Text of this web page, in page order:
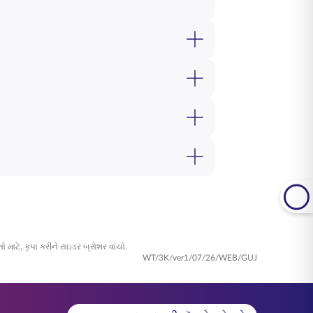
તમારી પાત્રતા અહીં તપાસો:
જતી જરૂરિયાતોને અનુરૂપ લેવલ કવર
સ્થિતિમાં સુરક્ષાનો વધારાનો સ્તર પૂરો
કૃપા કરીને રાઇડર બ્રોશર વાંચો.
WT/3K/ver1/07/26/WEB/GUJ